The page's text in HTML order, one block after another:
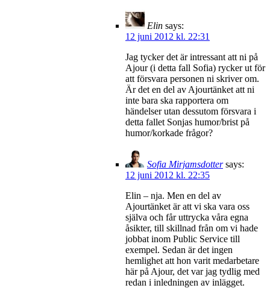
Elin says:
12 juni 2012 kl. 22:31
Jag tycker det är intressant att ni på
Ajour (i detta fall Sofia) rycker ut för
att försvara personen ni skriver om.
Är det en del av Ajourtänket att ni
inte bara ska rapportera om
händelser utan dessutom försvara i
detta fallet Sonjas humor/brist på
humor/korkade frågor?
Sofia Mirjamsdotter says:
12 juni 2012 kl. 22:35
Elin – nja. Men en del av
Ajourtänket är att vi ska vara oss
själva och får uttrycka våra egna
åsikter, till skillnad från om vi hade
jobbat inom Public Service till
exempel. Sedan är det ingen
hemlighet att hon varit medarbetare
här på Ajour, det var jag tydlig med
redan i inledningen av inlägget.